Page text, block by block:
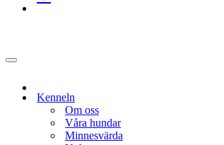
Navigeringsmeny
Kenneln
Om oss
Våra hundar
Minnesvärda